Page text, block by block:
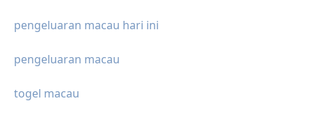
pengeluaran macau hari ini
pengeluaran macau
togel macau